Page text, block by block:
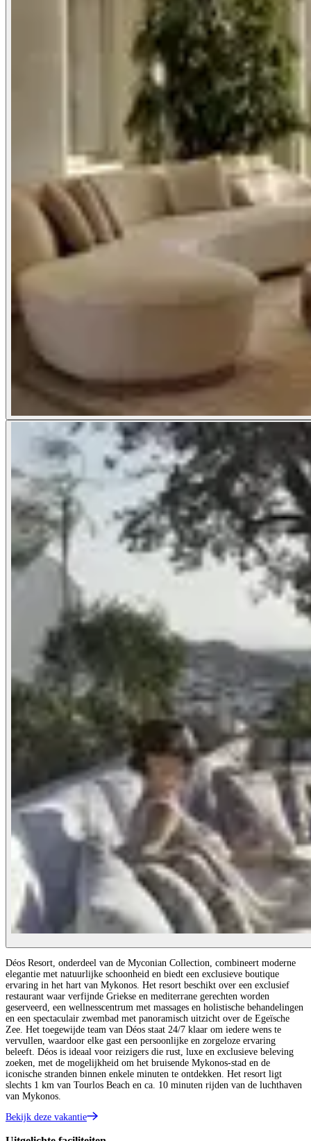
Déos Resort, onderdeel van de Myconian Collection, combineert moderne
elegantie met natuurlijke schoonheid en biedt een exclusieve boutique
ervaring in het hart van Mykonos. Het resort beschikt over een exclusief
restaurant waar verfijnde Griekse en mediterrane gerechten worden
geserveerd, een wellnesscentrum met massages en holistische behandelingen
en een spectaculair zwembad met panoramisch uitzicht over de Egeïsche
Zee. Het toegewijde team van Déos staat 24/7 klaar om iedere wens te
vervullen, waardoor elke gast een persoonlijke en zorgeloze ervaring
beleeft. Déos is ideaal voor reizigers die rust, luxe en exclusieve beleving
zoeken, met de mogelijkheid om het bruisende Mykonos-stad en de
iconische stranden binnen enkele minuten te ontdekken. Het resort ligt
slechts 1 km van Tourlos Beach en ca. 10 minuten rijden van de luchthaven
van Mykonos.
Bekijk deze vakantie